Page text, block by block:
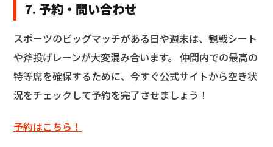
7. 予約・問い合わせ
スポーツのビッグマッチがある日や週末は、観戦シート
や斧投げレーンが大変混み合います。 仲間内での最高の
特等席を確保するために、今すぐ公式サイトから空き状
況をチェックして予約を完了させましょう！
予約はこちら！